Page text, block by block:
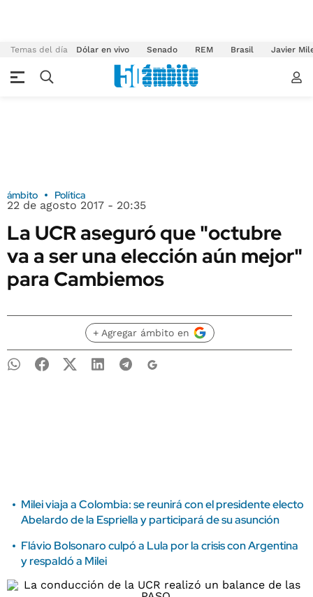
Temas del día Dólar en vivo Senado REM Brasil Javier
ámbito Política
22 de agosto 2017 - 20:35
La UCR aseguró que "octubre
va a ser una elección aún mejor"
para Cambiemos
+ Agregar ámbito en
Milei viaja a Colombia: se reunirá con el presidente electo
Abelardo de la Espriella y participará de su asunción
Flávio Bolsonaro culpó a Lula por la crisis con Argentina
y respaldó a Milei